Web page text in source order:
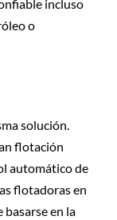
incluso
o
solución.
flotación
automático de
flotadoras en
basarse en la